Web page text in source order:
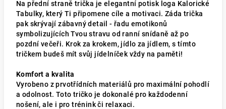
Na přední straně trička je elegantní potisk loga Kalorické
Tabulky, který Ti připomene cíle a motivaci. Záda trička
pak skrývají zábavný detail - řadu emotikonů
symbolizujících Tvou stravu od ranní snídaně až po
pozdní večeři. Krok za krokem, jídlo za jídlem, s tímto
tričkem budeš mít svůj jídelníček vždy na paměti!
Komfort a kvalita
Vyrobeno z prvotřídních materiálů pro maximální pohodlí
a odolnost. Toto tričko je dokonalé pro každodenní
nošení, ale i pro trénink či relaxaci.